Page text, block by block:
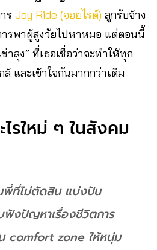
ร Joy Ride (จอยไรด์) ลูกรับจ้าง
ารพาผู้สูงวัยไปหาหมอ แต่ตอนนี้
าลุง” ที่เธอเชื่อว่าจะทำให้ทุก
และเข้าใจกันมากกว่าเดิม
ไรใหม่ ๆ ในสังคม
พี่ที่ไม่ตัดสิน แบ่งปัน
ฟังปัญหาเรื่องชีวิตการ
น comfort zone ให้หนุ่ม